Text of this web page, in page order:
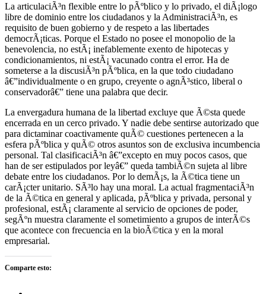
La articulaciÃ³n flexible entre lo pÃºblico y lo privado, el diÃ¡logo
libre de dominio entre los ciudadanos y la AdministraciÃ³n, es
requisito de buen gobierno y de respeto a las libertades
democrÃ¡ticas. Porque el Estado no posee el monopolio de la
benevolencia, no estÃ¡ inefablemente exento de hipotecas y
condicionamientos, ni estÃ¡ vacunado contra el error. Ha de
someterse a la discusiÃ³n pÃºblica, en la que todo ciudadano
â€”individualmente o en grupo, creyente o agnÃ³stico, liberal o
conservadorâ€” tiene una palabra que decir.
La envergadura humana de la libertad excluye que Ã©sta quede
encerrada en un cerco privado. Y nadie debe sentirse autorizado que
para dictaminar coactivamente quÃ© cuestiones pertenecen a la
esfera pÃºblica y quÃ© otros asuntos son de exclusiva incumbencia
personal. Tal clasificaciÃ³n â€”excepto en muy pocos casos, que
han de ser estipulados por leyâ€” queda tambiÃ©n sujeta al libre
debate entre los ciudadanos. Por lo demÃ¡s, la Ã©tica tiene un
carÃ¡cter unitario. SÃ³lo hay una moral. La actual fragmentaciÃ³n
de la Ã©tica en general y aplicada, pÃºblica y privada, personal y
profesional, estÃ¡ claramente al servicio de opciones de poder,
segÃºn muestra claramente el sometimiento a grupos de interÃ©s
que acontece con frecuencia en la bioÃ©tica y en la moral
empresarial.
Comparte esto: